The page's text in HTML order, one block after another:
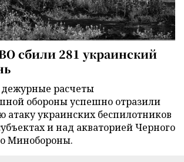
сбили 281 украинский
расчеты
обороны успешно отразили
атаку украинских беспилотников
и над акваторией Черного
Минобороны.